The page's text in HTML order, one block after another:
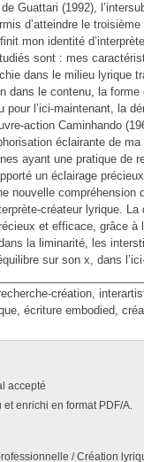
Guattari (1992),
d’atteindre le
mon identité
sont : mes
dans le milieu lyrique
dans le contenu, la
l’ici-maintenant, la
action Caminhando
éclairante de
ayant une pratique de
un éclairage
nouvelle compréhension
créateur lyrique. La
et efficace, grâce à
la liminarité, les
sur son x, dans
création,
écriture embodied,
accepté
enrichi en format PDF/A.
/ Création